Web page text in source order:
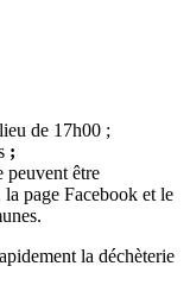
de 17h00 ;
;
peuvent être
la page Facebook et le
la déchèterie